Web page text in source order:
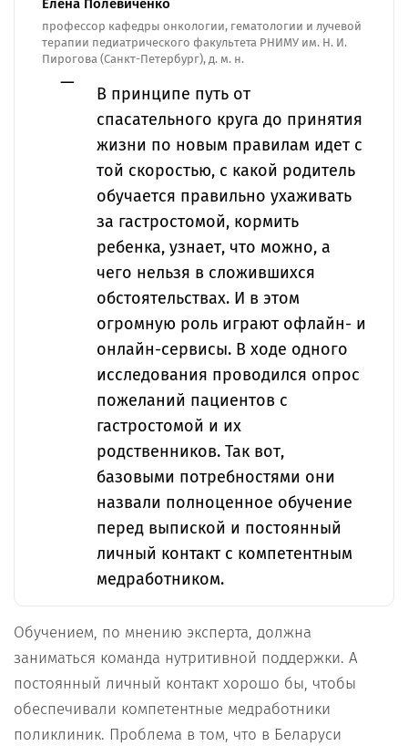
Елена Полевиченко
профессор кафедры онкологии, гематологии и лучевой
терапии педиатрического факультета РНИМУ им. Н. И.
Пирогова (Санкт-Петербург), д. м. н.
В принципе путь от
спасательного круга до принятия
жизни по новым правилам идет с
той скоростью, с какой родитель
обучается правильно ухаживать
за гастростомой, кормить
ребенка, узнает, что можно, а
чего нельзя в сложившихся
обстоятельствах. И в этом
огромную роль играют офлайн- и
онлайн-сервисы. В ходе одного
исследования проводился опрос
пожеланий пациентов с
гастростомой и их
родственников. Так вот,
базовыми потребностями они
назвали полноценное обучение
перед выпиской и постоянный
личный контакт с компетентным
медработником.
Обучением, по мнению эксперта, должна
заниматься команда нутритивной поддержки. А
постоянный личный контакт хорошо бы, чтобы
обеспечивали компетентные медработники
поликлиник. Проблема в том, что в Беларуси